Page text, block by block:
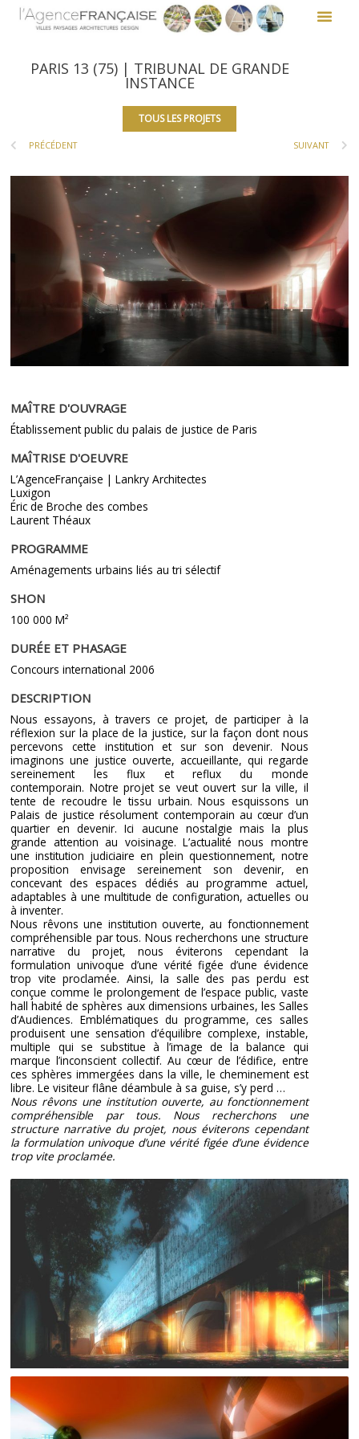
PARIS 13 (75) | TRIBUNAL DE GRANDE
INSTANCE
TOUS LES PROJETS
PRÉCÉDENT SUIVANT
MAÎTRE D'OUVRAGE
Établissement public du palais de justice de Paris
MAÎTRISE D'OEUVRE
L’AgenceFrançaise | Lankry Architectes
Luxigon
Éric de Broche des combes
Laurent Théaux
PROGRAMME
Aménagements urbains liés au tri sélectif
SHON
100 000 M²
DURÉE ET PHASAGE
Concours international 2006
DESCRIPTION
Nous essayons, à travers ce projet, de participer à la
réflexion sur la place de la justice, sur la façon dont nous
percevons cette institution et sur son devenir. Nous
imaginons une justice ouverte, accueillante, qui regarde
sereinement les flux et reflux du monde
contemporain. Notre projet se veut ouvert sur la ville, il
tente de recoudre le tissu urbain. Nous esquissons un
Palais de justice résolument contemporain au cœur d’un
quartier en devenir. Ici aucune nostalgie mais la plus
grande attention au voisinage. L’actualité nous montre
une institution judiciaire en plein questionnement, notre
proposition envisage sereinement son devenir, en
concevant des espaces dédiés au programme actuel,
adaptables à une multitude de configuration, actuelles ou
à inventer.
Nous rêvons une institution ouverte, au fonctionnement
compréhensible par tous. Nous recherchons une structure
narrative du projet, nous éviterons cependant la
formulation univoque d’une vérité figée d’une évidence
trop vite proclamée. Ainsi, la salle des pas perdu est
conçue comme le prolongement de l’espace public, vaste
hall habité de sphères aux dimensions urbaines, les Salles
d’Audiences. Emblématiques du programme, ces salles
produisent une sensation d’équilibre complexe, instable,
multiple qui se substitue à l’image de la balance qui
marque l’inconscient collectif. Au cœur de l’édifice, entre
ces sphères immergées dans la ville, le cheminement est
libre. Le visiteur flâne déambule à sa guise, s’y perd …
Nous rêvons une institution ouverte, au fonctionnement
compréhensible par tous. Nous recherchons une
structure narrative du projet, nous éviterons cependant
la formulation univoque d’une vérité figée d’une évidence
trop vite proclamée.